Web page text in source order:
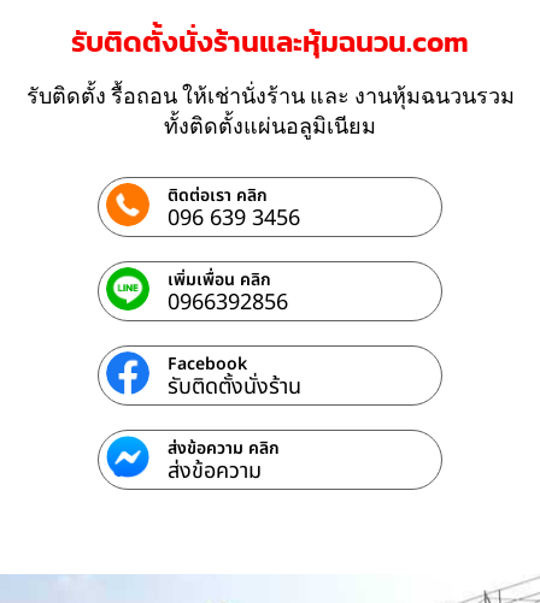
รับติดตั้งนั่งร้านและหุ้มฉนวน.com
รับติดตั้ง รื้อถอน ให้เช่านั่งร้าน และ งานหุ้มฉนวนรวม
ทั้งติดตั้งแผ่นอลูมิเนียม
ติดต่อเรา คลิก
096 639 3456
เพิ่มเพื่อน คลิก
0966392856
Facebook
รับติดตั้งนั่งร้าน
ส่งข้อความ คลิก
ส่งข้อความ